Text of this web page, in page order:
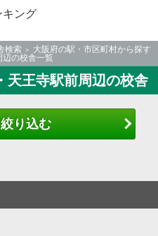
キング
検索
大阪府の駅・市区町村から探す
の校舎一覧
天王寺駅前周辺の校舎
り込む